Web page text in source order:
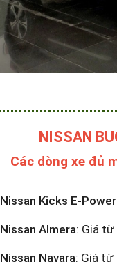
NISSAN
Các dòng xe đủ
Nissan Kicks E-Power
Nissan Almera: Giá từ
Nissan Navara: Giá từ